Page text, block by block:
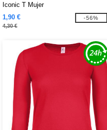
Iconic T Mujer
1,90 €
4,30 €
-56%